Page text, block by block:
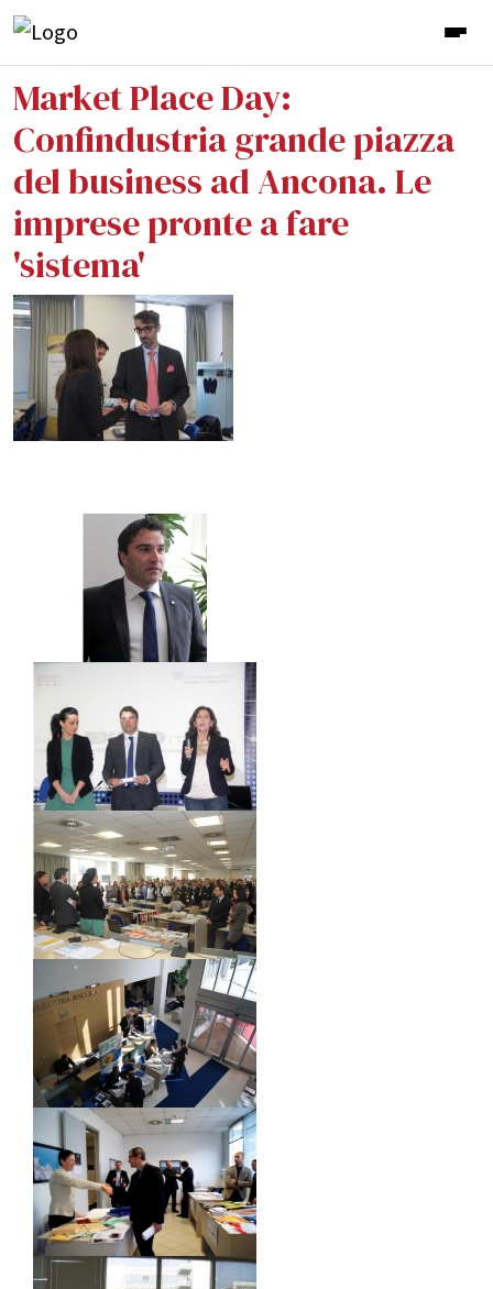
Market Place Day:
Confindustria grande piazza
del business ad Ancona. Le
imprese pronte a fare
'sistema'